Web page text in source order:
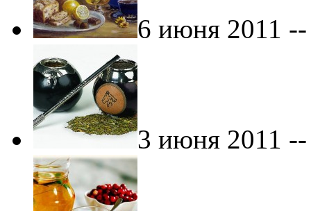
6 июня 2011
3 июня 2011